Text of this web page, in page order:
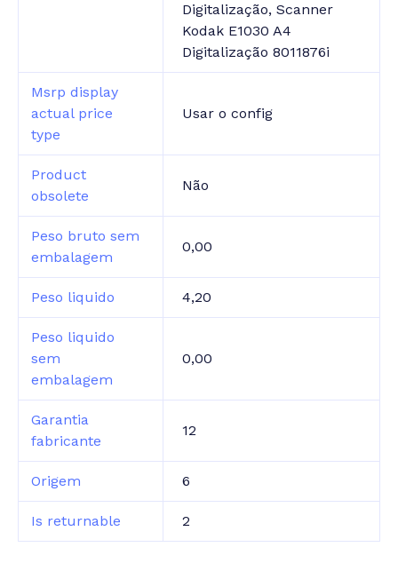
Digitalização, Scanner
Kodak E1030 A4
Digitalização 8011876i
Msrp display
actual price
type
Usar o config
Product
obsolete
Não
Peso bruto sem
embalagem
0,00
Peso liquido 4,20
Peso liquido
sem
embalagem
0,00
Garantia
fabricante
12
Origem 6
Is returnable 2